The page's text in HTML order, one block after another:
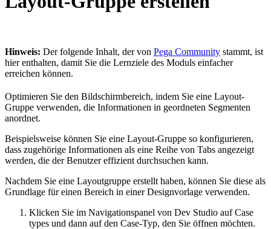
Hinweis: Der folgende Inhalt, der von Pega Community stammt, ist
hier enthalten, damit Sie die Lernziele des Moduls einfacher
erreichen können.
Optimieren Sie den Bildschirmbereich, indem Sie eine Layout-
Gruppe verwenden, die Informationen in geordneten Segmenten
anordnet.
Beispielsweise können Sie eine Layout-Gruppe so konfigurieren,
dass zugehörige Informationen als eine Reihe von Tabs angezeigt
werden, die der Benutzer effizient durchsuchen kann.
Nachdem Sie eine Layoutgruppe erstellt haben, können Sie diese als
Grundlage für einen Bereich in einer Designvorlage verwenden.
Klicken Sie im Navigationspanel von Dev Studio aufCase
types und dann auf den Case-Typ, den Sie öffnen möchten.